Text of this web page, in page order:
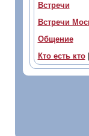
Встречи
Встречи
Общение
Кто есть кто|